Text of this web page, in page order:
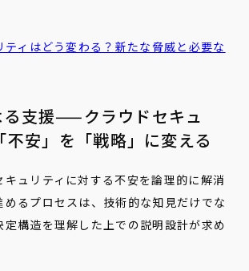
ィはどう変わる？新たな脅威と必要な
支援——クラウドセキュ
不安」を「戦略」に変える
ュリティに対する不安を論理的に解消
めるプロセスは、技術的な知見だけでな
定構造を理解した上での説明設計が求め